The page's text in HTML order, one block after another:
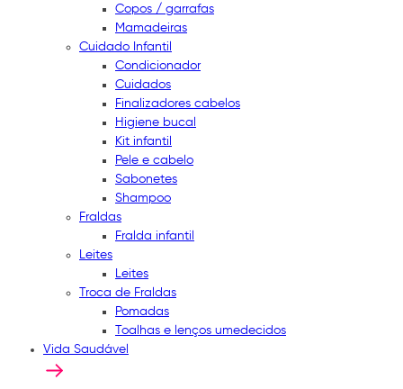
Copos / garrafas
Mamadeiras
Cuidado Infantil
Condicionador
Cuidados
Finalizadores cabelos
Higiene bucal
Kit infantil
Pele e cabelo
Sabonetes
Shampoo
Fraldas
Fralda infantil
Leites
Leites
Troca de Fraldas
Pomadas
Toalhas e lenços umedecidos
Vida Saudável